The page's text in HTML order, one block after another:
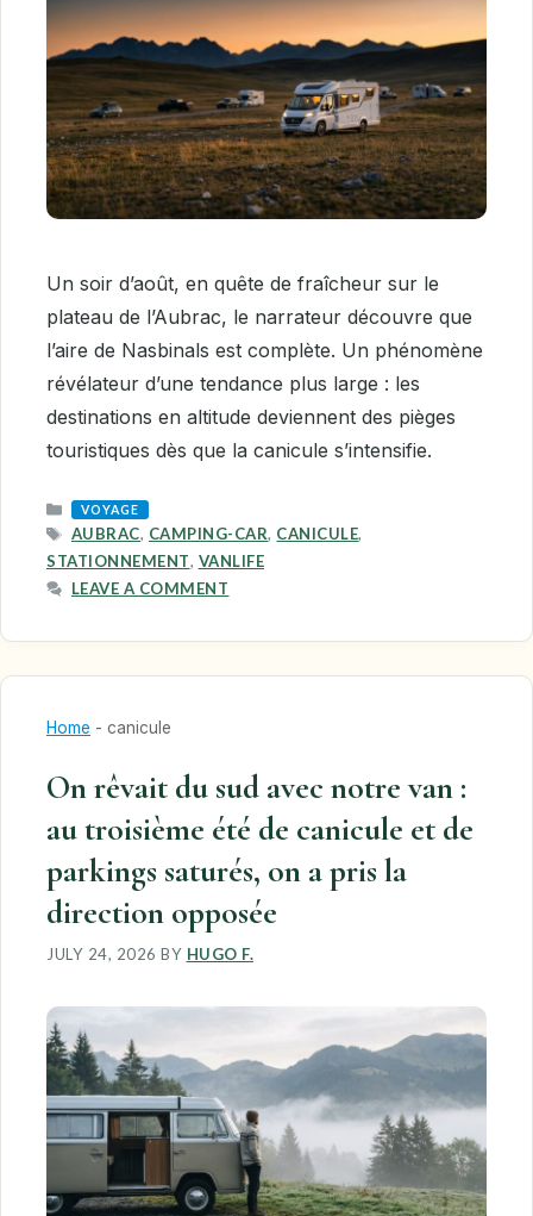
Un soir d’août, en quête de fraîcheur sur le
plateau de l’Aubrac, le narrateur découvre que
l’aire de Nasbinals est complète. Un phénomène
révélateur d’une tendance plus large : les
destinations en altitude deviennent des pièges
touristiques dès que la canicule s’intensifie.
CATEGORIES
VOYAGE
TAGS
AUBRAC, CAMPING-CAR, CANICULE,
STATIONNEMENT, VANLIFE
LEAVE A COMMENT
Home - canicule
On rêvait du sud avec notre van :
au troisième été de canicule et de
parkings saturés, on a pris la
direction opposée
JULY 24, 2026 BY HUGO F.